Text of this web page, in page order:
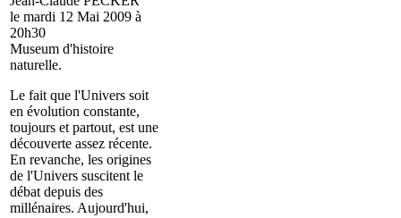
le mardi 12 Mai 2009 à
20h30
Museum d'histoire
naturelle.
Le fait que l'Univers soit
en évolution constante,
toujours et partout, est une
découverte assez récente.
En revanche, les origines
de l'Univers suscitent le
débat depuis des
millénaires. Aujourd'hui,